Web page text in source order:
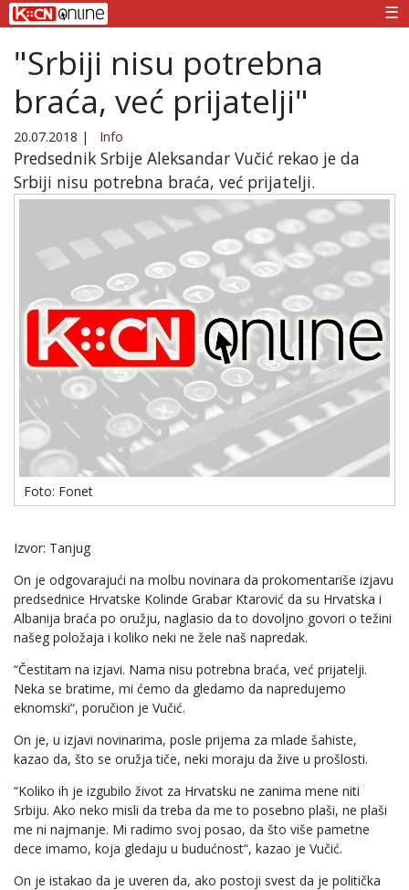
☰
"Srbiji nisu potrebna
braća, već prijatelji"
20.07.2018 | Info
Predsednik Srbije Aleksandar Vučić rekao je da
Srbiji nisu potrebna braća, već prijatelji.
Foto: Fonet
Izvor: Tanjug
On je odgovarajući na molbu novinara da prokomentariše izjavu
predsednice Hrvatske Kolinde Grabar Ktarović da su Hrvatska i
Albanija braća po oružju, naglasio da to dovoljno govori o težini
našeg položaja i koliko neki ne žele naš napredak.
“Čestitam na izjavi. Nama nisu potrebna braća, već prijatelji.
Neka se bratime, mi ćemo da gledamo da napredujemo
eknomski“, poručion je Vučić.
On je, u izjavi novinarima, posle prijema za mlade šahiste,
kazao da, što se oružja tiče, neki moraju da žive u prošlosti.
“Koliko ih je izgubilo život za Hrvatsku ne zanima mene niti
Srbiju. Ako neko misli da treba da me to posebno plaši, ne plaši
me ni najmanje. Mi radimo svoj posao, da što više pametne
dece imamo, koja gledaju u budućnost“, kazao je Vučić.
On je istakao da je uveren da, ako postoji svest da je politička